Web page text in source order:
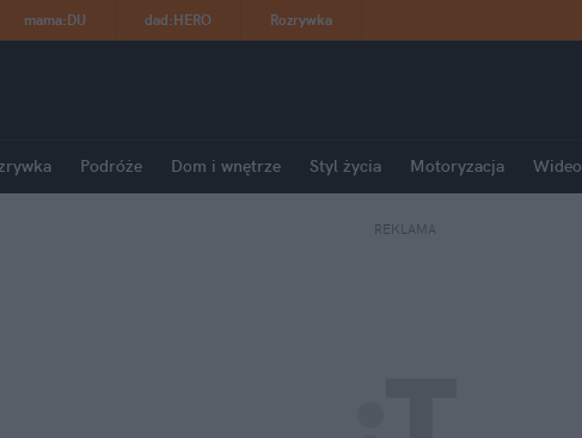
mama:DU dad:HERO Rozrywka
Podróże Dom i wnętrze Styl życia Motoryzacja Wideo
REKLAMA